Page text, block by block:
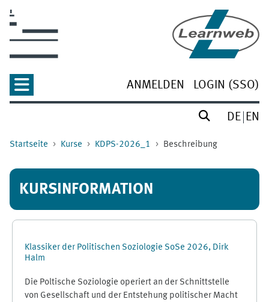
ANMELDEN LOGIN (SSO)
DE EN
Startseite Kurse KDPS-2026_1 Beschreibung
KURSINFORMATION
Klassiker der Politischen Soziologie SoSe 2026, Dirk
Halm
Die Poltische Soziologie operiert an der Schnittstelle
von Gesellschaft und der Entstehung politischer Macht